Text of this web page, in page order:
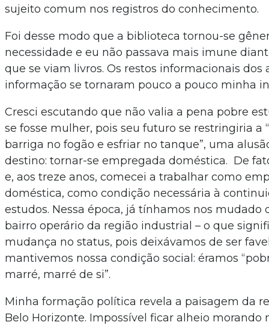
sujeito comum nos registros do conhecimento.
Foi desse modo que a biblioteca tornou-se
necessidade e eu não passava mais imune
que se viam livros. Os restos informacionais dos
informação se tornaram pouco a pouco minha
Cresci escutando que não valia a pena pobre
se fosse mulher, pois seu futuro se restringiria a
barriga no fogão e esfriar no tanque”, uma
destino: tornar-se empregada doméstica. De
e, aos treze anos, comecei a trabalhar como
doméstica, como condição necessária à
estudos. Nessa época, já tínhamos nos mudado
bairro operário da região industrial – o que
mudança no status, pois deixávamos de ser
mantivemos nossa condição social: éramos
marré, marré de si”.
Minha formação política revela a paisagem da
Belo Horizonte. Impossível ficar alheio morando